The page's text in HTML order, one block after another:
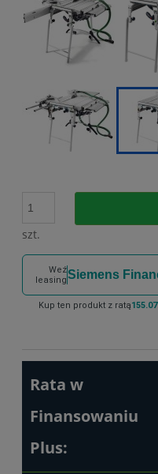
szt.
Weź
leasingSiemens
Kup ten produkt z ratą
Rata w
Finansowaniu
Plus: